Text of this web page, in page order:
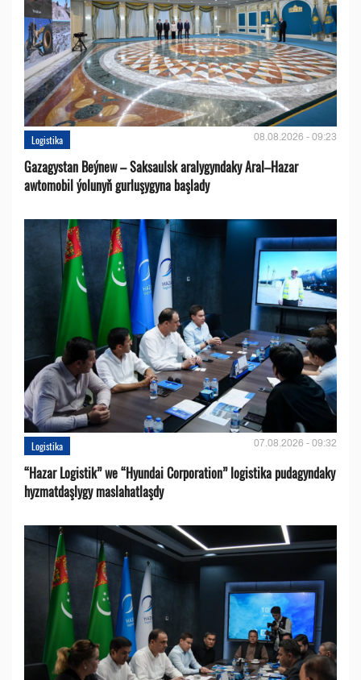
Logistika 08.08.2026 - 09:23
Gazagystan Beýnew – Saksaulsk aralygyndaky Aral–Hazar
awtomobil ýolunyň gurluşygyna başlady
Logistika 07.08.2026 - 09:32
“Hazar Logistik” we “Hyundai Corporation” logistika pudagyndaky
hyzmatdaşlygy maslahatlaşdy